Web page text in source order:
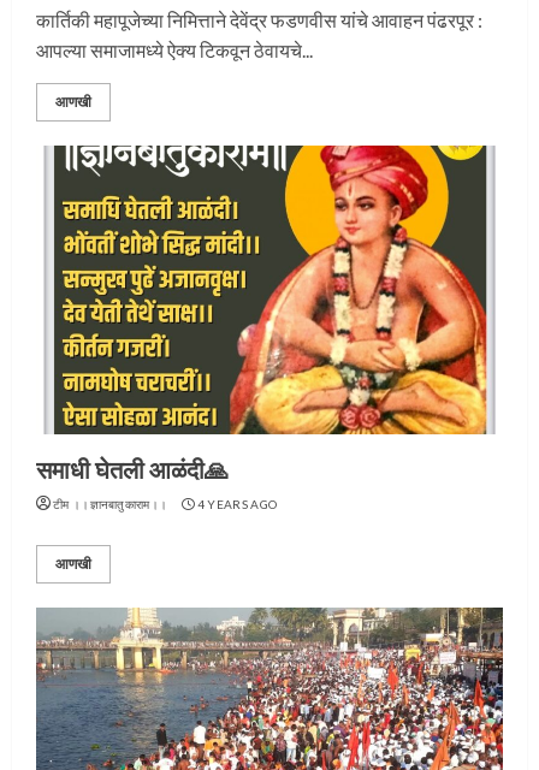
कार्तिकी महापूजेच्या निमित्ताने देवेंद्र फडणवीस यांचे आवाहन पंढरपूर :
आपल्या समाजामध्ये ऐक्य टिकवून ठेवायचे...
आणखी
समाधी घेतली आळंदी🙏
टीम ।।ज्ञानबातुकाराम।। 4 YEARS AGO
आणखी